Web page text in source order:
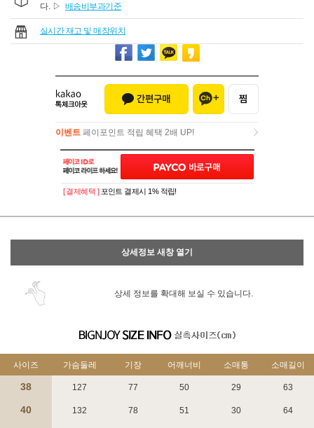
다. ▷ 배송비부과기준
실시간 재고 및 매장위치
이벤트 페이포인트 적립 혜택 2배 UP!
이벤트페이포인트 적립 혜택 2배 UP!
[ 결제혜택 ] 포인트 결제시 1% 적립!
상세정보 새창 열기
상세 정보를 확대해 보실 수 있습니다.
사이즈 가슴둘레 기장 어깨너비 소매통 소매길이
38 127 77 50 29 63
40 132 78 51 30 64